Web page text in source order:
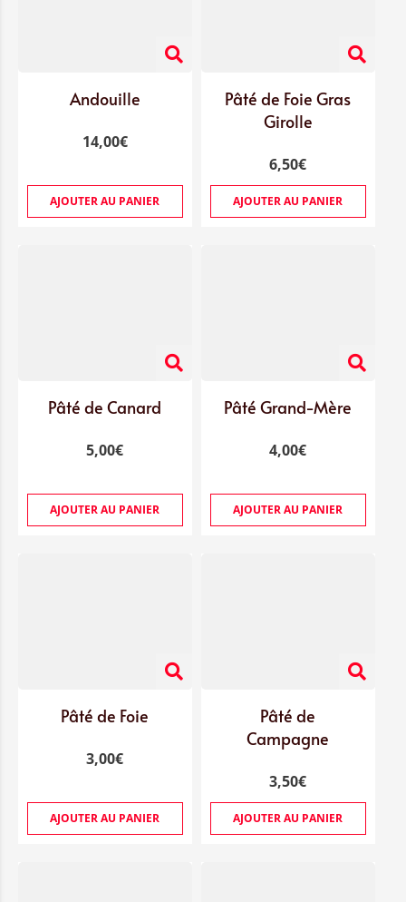
Andouille
14,00€
AJOUTER AU PANIER
Pâté de Foie Gras
Girolle
6,50€
AJOUTER AU PANIER
Pâté de Canard
5,00€
AJOUTER AU PANIER
Pâté Grand-Mère
4,00€
AJOUTER AU PANIER
Pâté de Foie
3,00€
AJOUTER AU PANIER
Pâté de
Campagne
3,50€
AJOUTER AU PANIER